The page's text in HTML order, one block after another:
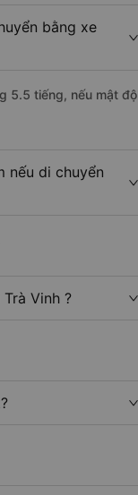
bằng xe
5.5 tiếng, nếu mật độ
nếu di chuyển
Vinh ?